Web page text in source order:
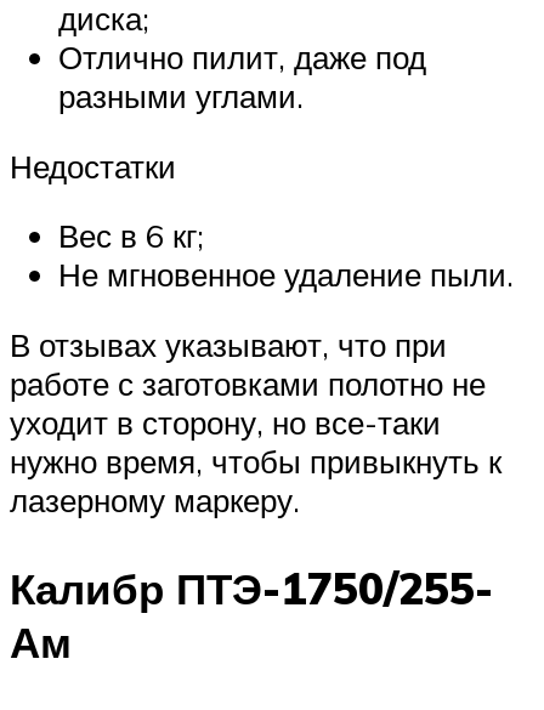
диска;
Отлично пилит, даже под
разными углами.
Недостатки
Вес в 6 кг;
Не мгновенное удаление пыли.
В отзывах указывают, что при
работе с заготовками полотно не
уходит в сторону, но все-таки
нужно время, чтобы привыкнуть к
лазерному маркеру.
Калибр ПТЭ-1750/255-
Ам